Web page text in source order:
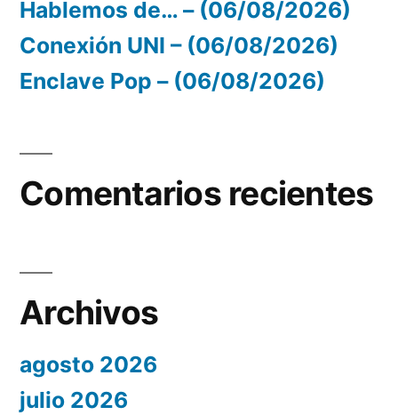
Hablemos de… – (06/08/2026)
Conexión UNI – (06/08/2026)
Enclave Pop – (06/08/2026)
Comentarios recientes
Archivos
agosto 2026
julio 2026